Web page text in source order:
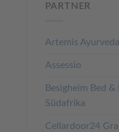
PARTNER
Artemis Ayurveda
Assessio
Besigheim Bed &
Südafrika
Cellardoor24